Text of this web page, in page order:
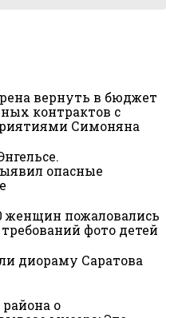
вернуть в бюджет
контрактов с
Симоняна
опасные
женщин пожаловались
фото детей
диораму Саратова
района о